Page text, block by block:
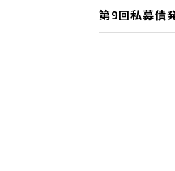
第9回私募債